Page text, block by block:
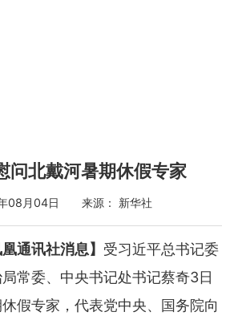
问北戴河暑期休假专家
年08月04日 来源： 新华社
讯社消息】 受习近平总书记委
常委、中央书记处书记蔡奇3日
假专家，代表党中央、国务院向